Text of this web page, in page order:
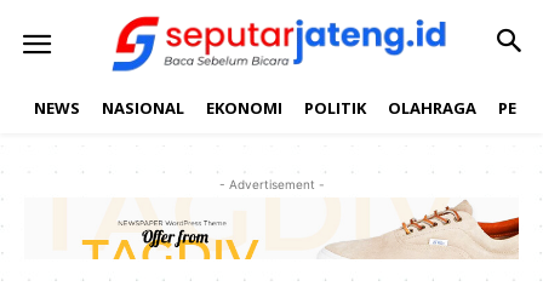
NEWS NASIONAL EKONOMI POLITIK OLAHRAGA
- Advertisement -